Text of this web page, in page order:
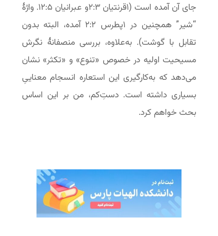
جای آن آمده است (۱قرنتیان ۳:‏۲و عبرانیان ۵:‏۱۲. واژۀ
“شیر” همچنین در ۱پطرس ۲:‏‏۲ آمده، البته بدون
تقابل با گوشت). به‌علاوه، بررسی منصفانۀ نگرش
مسیحیت اولیه در خصوص «تنوع» و «تکثر» نشان
می‌دهد که به‌کارگیری این استعاره انسجام معناییِ
بسیاری داشته است. دستِ‌کم، من بر این اساس
بحث خواهم کرد.